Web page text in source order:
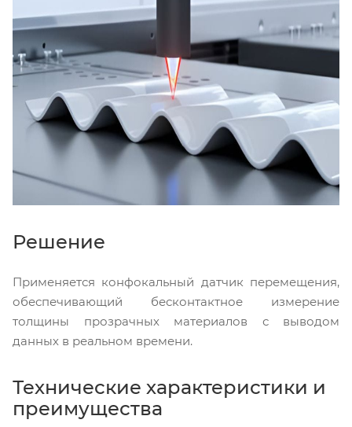
Решение
Применяется конфокальный датчик перемещения,
обеспечивающий бесконтактное измерение
толщины прозрачных материалов с выводом
данных в реальном времени.
Технические характеристики и
преимущества